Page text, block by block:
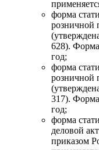
форма
розничной
628). Форма
год;
форма
розничной
317). Форма
год;
форма
деловой
приказом